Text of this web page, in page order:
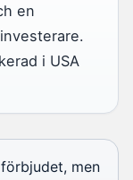
en
i USA
men